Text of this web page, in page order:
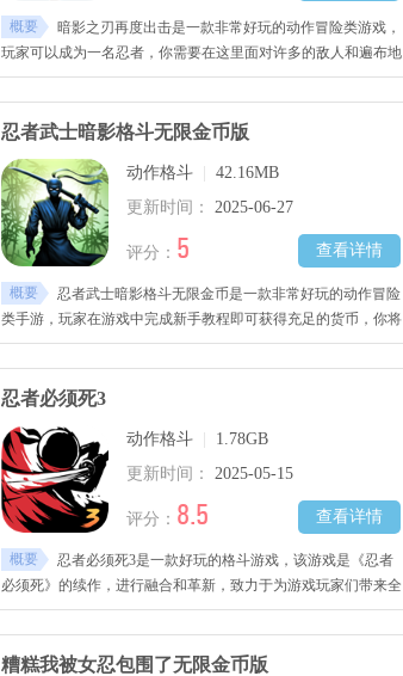
概要
暗影之刃再度出击是一款非常好玩的动作冒险类游戏，
玩家可以成为一名忍者，你需要在这里面对许多的敌人和遍布地
图的机关，游戏采用了横版玩法，并且游戏内还有不同的关卡，
越到后面越需要玩家操作。
忍者武士暗影格斗无限金币版
动作格斗
42.16MB
更新时间：
2025-06-27
查看详情
评分： 5
概要
忍者武士暗影格斗无限金币是一款非常好玩的动作冒险
类手游，玩家在游戏中完成新手教程即可获得充足的货币，你将
会控制忍者展开冒险，游戏画质精美，并且你还能使用炫酷的技
能。
忍者必须死3
动作格斗
1.78GB
更新时间：
2025-05-15
查看详情
评分： 8.5
概要
忍者必须死3是一款好玩的格斗游戏，该游戏是《忍者
必须死》的续作，进行融合和革新，致力于为游戏玩家们带来全
新的游戏挑战，感兴趣的玩家快去下载吧！
糟糕我被女忍包围了无限金币版